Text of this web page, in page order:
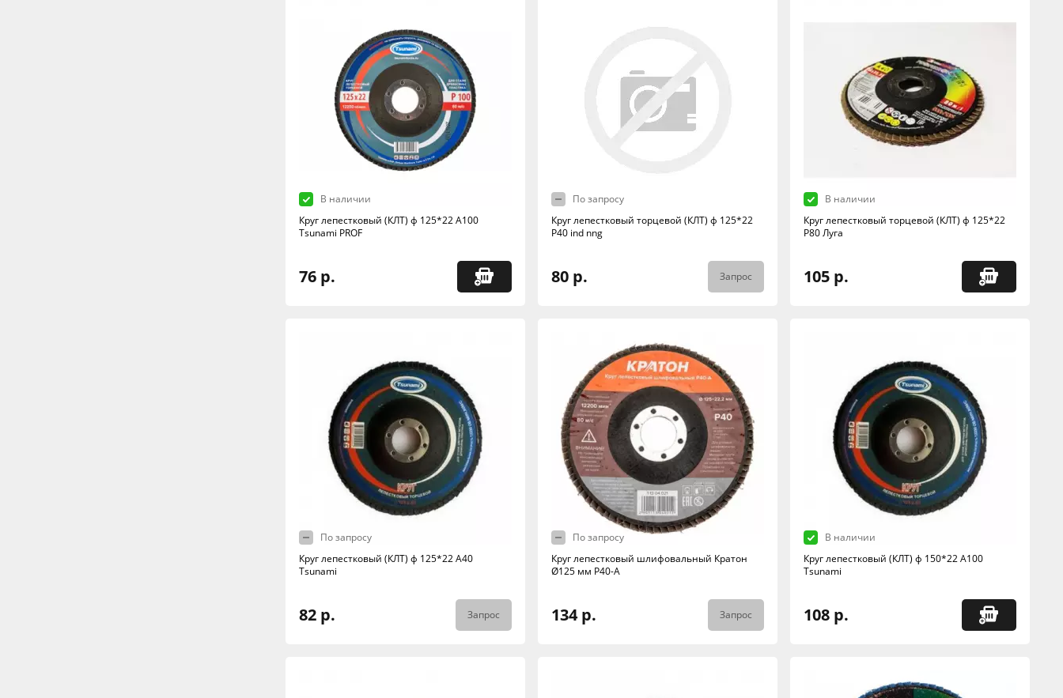
В наличии
Круг лепестковый (КЛТ) ф 125*22 А100
Tsunami PROF
76 р.
По запросу
Круг лепестковый торцевой (КЛТ) ф 125*22
Р40 ind nng
80 р. Запрос
В наличии
Круг лепестковый торцевой (КЛТ) ф 125*22
Р80 Луга
105 р.
По запросу
Круг лепестковый (КЛТ) ф 125*22 А40
Tsunami
82 р. Запрос
По запросу
Круг лепестковый шлифовальный Кратон
Ø125 мм Р40-А
134 р. Запрос
В наличии
Круг лепестковый (КЛТ) ф 150*22 А100
Tsunami
108 р.